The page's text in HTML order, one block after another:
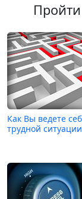
Как Вы ведете
трудной